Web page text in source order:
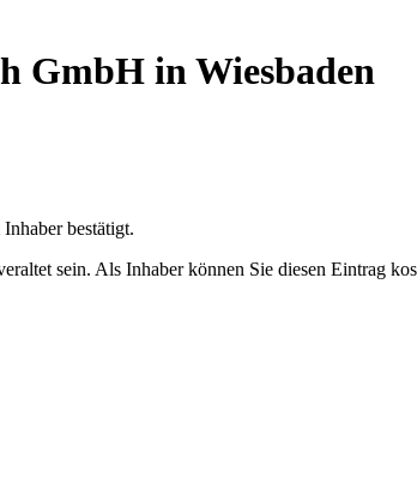
GmbH in Wiesbaden
bestätigt.
sein. Als Inhaber können Sie diesen Eintrag